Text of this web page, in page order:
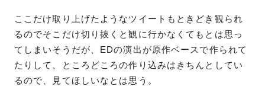
ここだけ取り上げたようなツイートもときどき観られ
るのでそこだけ切り抜くと観に行かなくてもとは思っ
てしまいそうだが、EDの演出が原作ベースで作られて
たりして、ところどころの作り込みはきちんとしてい
るので、見てほしいなとは思う。